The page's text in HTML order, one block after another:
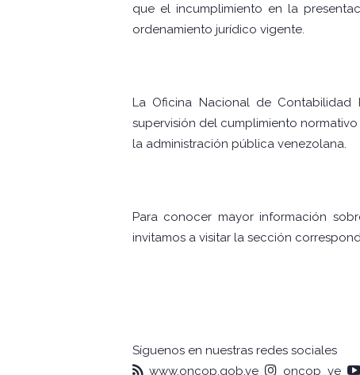
que el incumplimiento en la
ordenamiento jurídico vigente.
La Oficina Nacional de
supervisión del cumplimiento
la administración pública venezolana.
Para conocer mayor información
invitamos a visitar la sección
Síguenos en nuestras redes sociales
www.oncop.gob.ve
oncop_ve